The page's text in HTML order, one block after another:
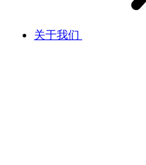
关于我们